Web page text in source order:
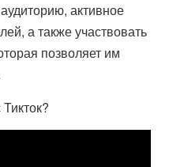
активное
а также участвовать
позволяет им